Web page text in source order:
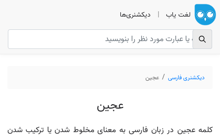
لغت یاب | دیکشنری‌ها
دیکشنری فارسی عجین
عجین
کلمه عجین در زبان فارسی به معنای مخلوط شدن یا ترکیب شدن